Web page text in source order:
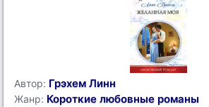
Автор: Грэхем Линн
Жанр: Короткие любовные романы